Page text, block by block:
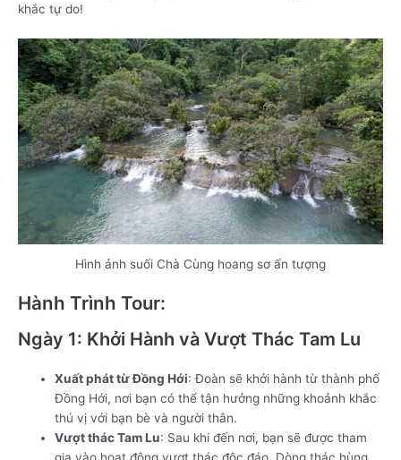
khắc tự do!
Hình ảnh suối Chà Cùng hoang sơ ấn tượng
Hành Trình Tour:
Ngày 1: Khởi Hành và Vượt Thác Tam Lu
Xuất phát từ Đồng Hới: Đoàn sẽ khởi hành từ thành phố
Đồng Hới, nơi bạn có thể tận hưởng những khoảnh khắc
thú vị với bạn bè và người thân.
Vượt thác Tam Lu: Sau khi đến nơi, bạn sẽ được tham